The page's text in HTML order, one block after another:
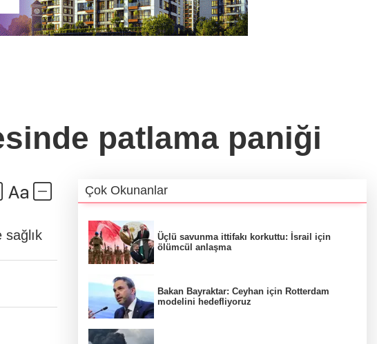
patlama paniği
Çok Okunanlar
Üçlü savunma ittifakı korkuttu: İsrail için
ölümcül anlaşma
Bakan Bayraktar: Ceyhan için Rotterdam
modelini hedefliyoruz